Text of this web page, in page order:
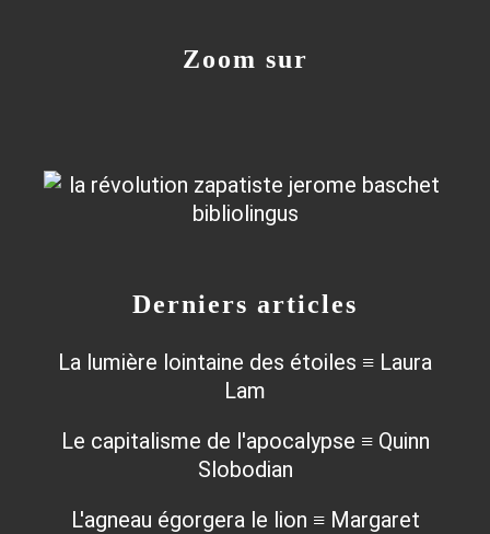
Derniers articles
La lumière lointaine des étoiles ≡ Laura
Lam
Le capitalisme de l'apocalypse ≡ Quinn
Slobodian
L'agneau égorgera le lion ≡ Margaret
Zoom sur